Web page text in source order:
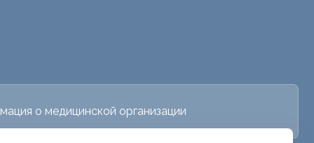
о медицинской организации